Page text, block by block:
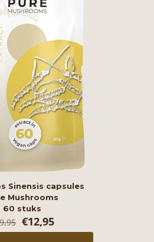
Sinensis capsules
Mushrooms
60 stuks
Oorspronkelijke
prijs
€12,95Huidige
prijs